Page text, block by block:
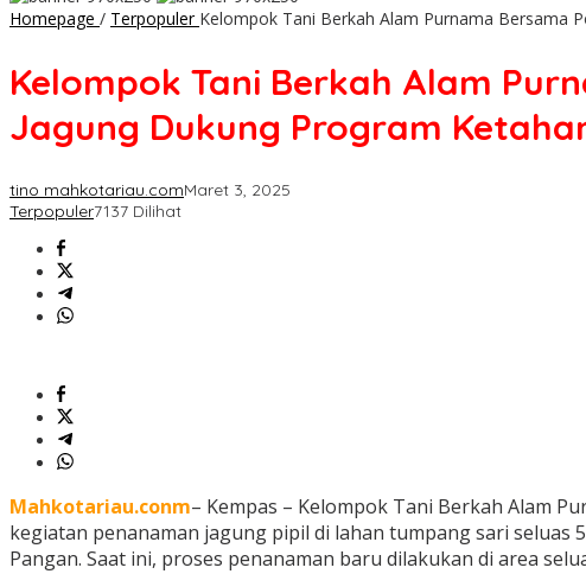
Homepage / Terpopuler Kelompok Tani Berkah Alam Purnama Bersama
Kelompok Tani Berkah Alam
Jagung Dukung Program
tino mahkotariau.comMaret 3, 2025
Terpopuler7137 Dilihat
Mahkotariau.conm– Kempas – Kelompok Tani Berkah Alam
kegiatan penanaman jagung pipil di lahan tumpang sari
Pangan. Saat ini, proses penanaman baru dilakukan di area